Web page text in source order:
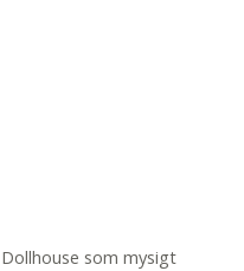
som mysigt